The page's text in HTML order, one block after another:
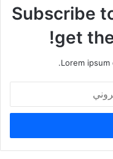
Subscribe
get
Lorem